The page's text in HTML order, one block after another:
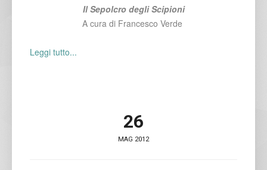
Il Sepolcro degli Scipioni
A cura di Francesco Verde
Leggi tutto...
26
MAG 2012